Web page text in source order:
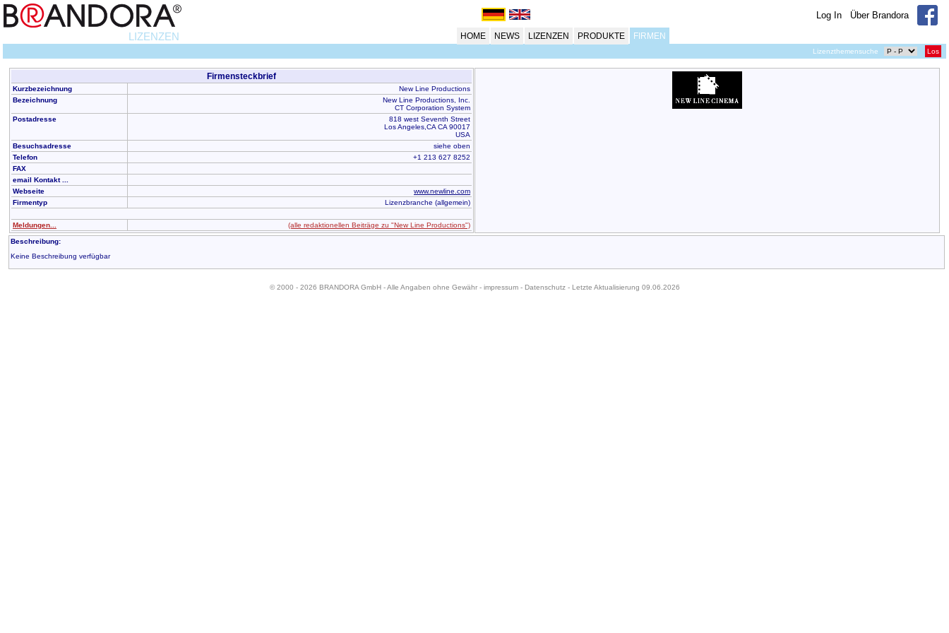
Log In Über Brandora
LIZENZEN HOME NEWS LIZENZEN PRODUKTE FIRMEN
Lizenzthemensuche Los
Firmensteckbrief
Kurzbezeichnung
New Line Productions
Bezeichnung
New Line Productions, Inc.
CT Corporation System
Postadresse
818 west Seventh Street
Los Angeles,CA CA 90017
USA
Besuchsadresse
siehe oben
Telefon
+1 213 627 8252
FAX
email Kontakt ...
Webseite
www.newline.com
Firmentyp
Lizenzbranche (allgemein)
Meldungen... (alle redaktionellen Beiträge zu "New Line Productions")
Beschreibung:
Keine Beschreibung verfügbar
© 2000 - 2026 BRANDORA GmbH - Alle Angaben ohne Gewähr - impressum- Datenschutz- Letzte Aktualisierung 09.06.2026